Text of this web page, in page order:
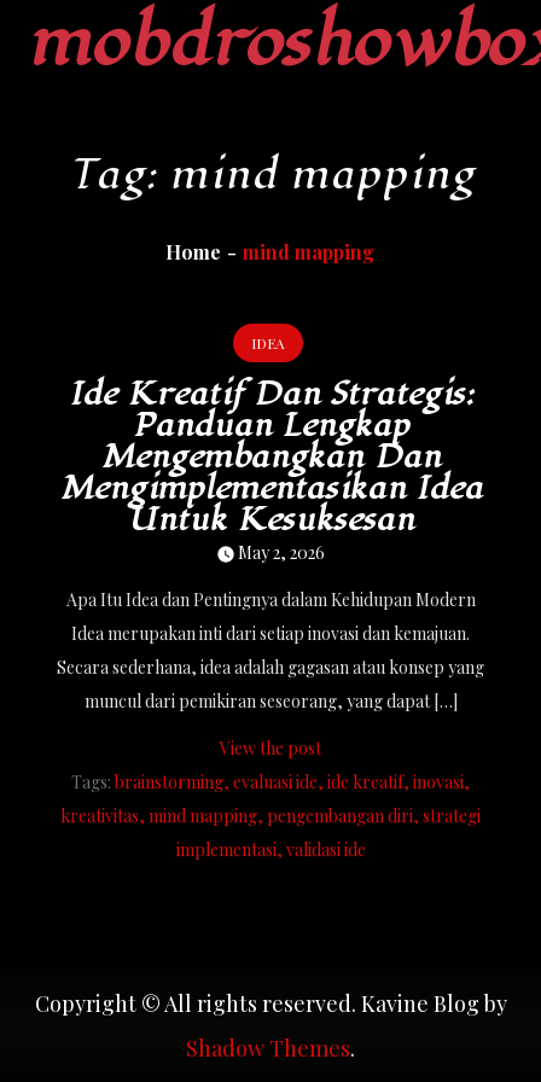
Tag: mind mapping
Home mind mapping
IDEA
Ide Kreatif Dan Strategis:
Panduan Lengkap
Mengembangkan Dan
Mengimplementasikan Idea
Untuk Kesuksesan
May 2, 2026
Apa Itu Idea dan Pentingnya dalam Kehidupan Modern
Idea merupakan inti dari setiap inovasi dan kemajuan.
Secara sederhana, idea adalah gagasan atau konsep yang
muncul dari pemikiran seseorang, yang dapat […]
View the post
Tags: brainstorming evaluasi ide ide kreatif inovasi
kreativitas mind mapping pengembangan diri strategi
implementasi validasi ide
Copyright © All rights reserved. Kavine Blog by
Shadow Themes.